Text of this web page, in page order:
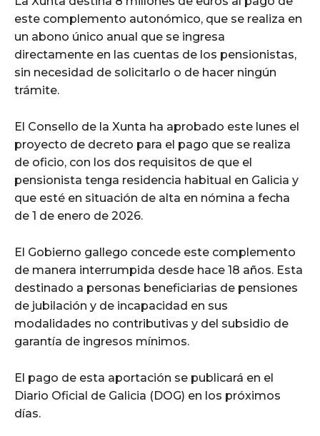
este complemento autonómico, que se realiza en
un abono único anual que se ingresa
directamente en las cuentas de los pensionistas,
sin necesidad de solicitarlo o de hacer ningún
trámite.
El Consello de la Xunta ha aprobado este lunes el
proyecto de decreto para el pago que se realiza
de oficio, con los dos requisitos de que el
pensionista tenga residencia habitual en Galicia y
que esté en situación de alta en nómina a fecha
de 1 de enero de 2026.
El Gobierno gallego concede este complemento
de manera interrumpida desde hace 18 años. Esta
destinado a personas beneficiarias de pensiones
de jubilación y de incapacidad en sus
modalidades no contributivas y del subsidio de
garantía de ingresos mínimos.
El pago de esta aportación se publicará en el
Diario Oficial de Galicia (DOG) en los próximos
días.